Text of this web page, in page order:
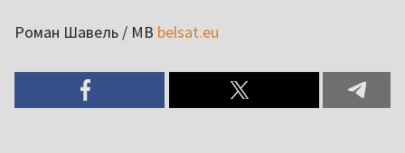
Роман Шавель / МВ belsat.eu